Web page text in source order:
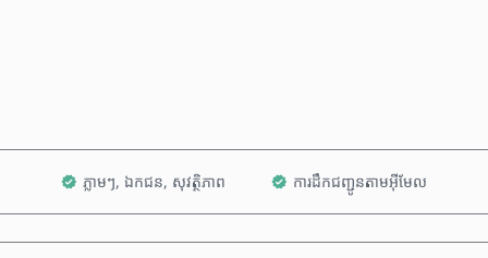
ភ្លាមៗ, ឯកជន, សុវត្ថិភាព ការដឹកជញ្ជូនតាមអ៊ីមែល